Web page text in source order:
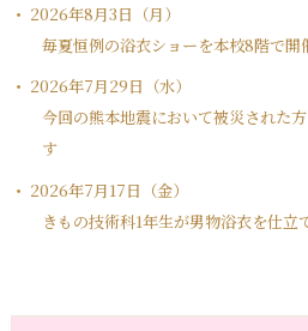
2026年8月3日（月）
毎夏恒例の浴衣ショーを本校8階で開
2026年7月29日（水）
今回の熊本地震において被災された
す
2026年7月17日（金）
きもの技術科1年生が男物浴衣を仕立